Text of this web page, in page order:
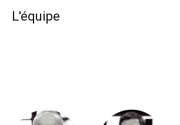
L'équipe